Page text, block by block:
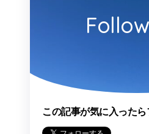
この記事が気に入ったら